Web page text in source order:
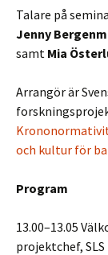
Talare på
Jenny
samt Mia
Arrangör är
och kultur för
Program
13.00–13.05
projektchef, SLS